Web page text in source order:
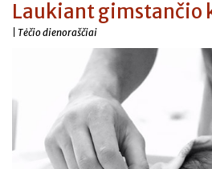
Laukiant gimstančio
| Tėčio dienoraščiai